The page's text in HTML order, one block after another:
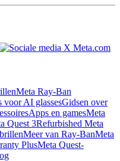
Meta Ray-Ban
voor AI glassesGidsen over
Apps en gamesMeta
Quest 3Refurbished Meta
Meer van Ray-BanMeta
PlusMeta Quest-